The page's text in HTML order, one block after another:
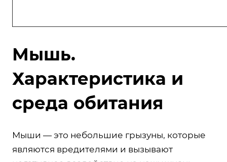
Мышь.
Характеристика и
среда обитания
Мыши — это небольшие грызуны, которые
являются вредителями и вызывают